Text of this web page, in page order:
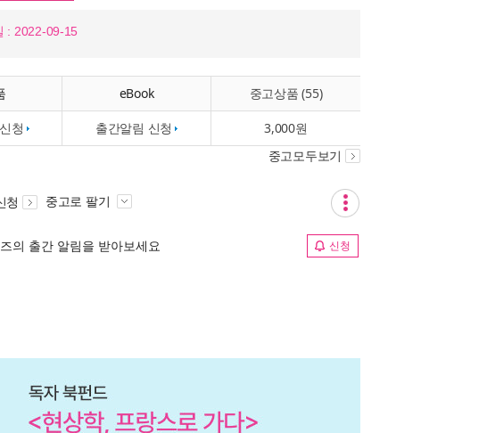
: 2022-09-15
eBook 중고상품 (55)
청 출간알림 신청 3,000원
중고모두보기
청 중고로 팔기
의 출간 알림을 받아보세요 신청